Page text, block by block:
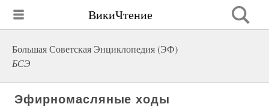
ВикиЧтение
Большая Советская Энциклопедия (ЭФ)
БСЭ
Эфирномасляные ходы